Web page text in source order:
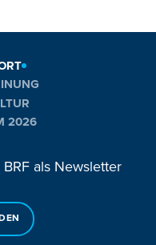
2026
als Newsletter